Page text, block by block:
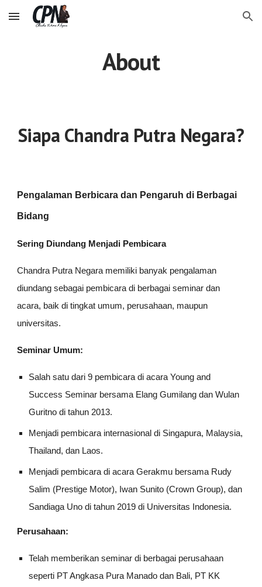
Skip to main content Skip to navigation
About
Siapa Chandra Putra Negara?
Pengalaman Berbicara dan Pengaruh di Berbagai
Bidang
Sering Diundang Menjadi Pembicara
Chandra Putra Negara memiliki banyak pengalaman
diundang sebagai pembicara di berbagai seminar dan
acara, baik di tingkat umum, perusahaan, maupun
universitas.
Seminar Umum:
Salah satu dari 9 pembicara di acara Young and
Success Seminar bersama Elang Gumilang dan Wulan
Guritno di tahun 2013.
Menjadi pembicara internasional di Singapura, Malaysia,
Thailand, dan Laos.
Menjadi pembicara di acara Gerakmu bersama Rudy
Salim (Prestige Motor), Iwan Sunito (Crown Group), dan
Sandiaga Uno di tahun 2019 di Universitas Indonesia.
Perusahaan:
Telah memberikan seminar di berbagai perusahaan
seperti PT Angkasa Pura Manado dan Bali, PT KK